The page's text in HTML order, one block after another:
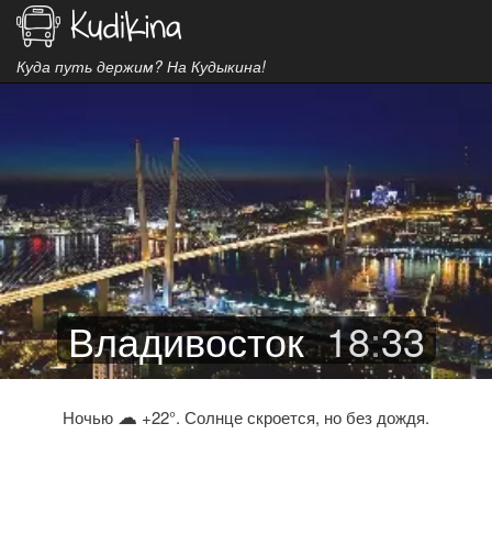
Куда путь держим? На Кудыкина!
Владивосток 18:33
Ночью ☁ +22°. Солнце скроется, но без дождя.